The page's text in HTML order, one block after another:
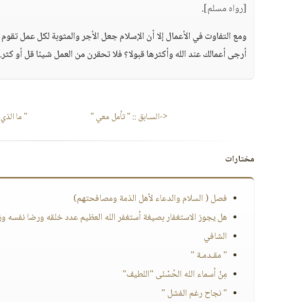
[رواه مسلم].
ومع التفاوت في الأعمال إلا أن الإسلام جعل الأجر والمثوبة لكل عمل
أرجى أعمالك عند الله وأكثرها قبولا؟ فلا تحقرن من العمل شيئا قل أو كثر.
<-السـابق ::" تأمل معي " " ما
مختارات
فصل ( السلام والدعاء لأهل الذمة ومصافحتهم)
هل يجوز الاستغفار بصيغة أستغفر الله العظيم عدد خلقه ورضا نفسه
الشافي
" مقـدمـة "
مِنْ أسماء الله الحُسْنَى "اللطيف"
" نجاح رغم الفشل "